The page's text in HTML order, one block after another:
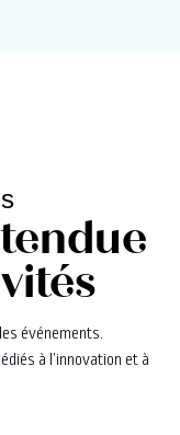
événements.
à l’innovation et à